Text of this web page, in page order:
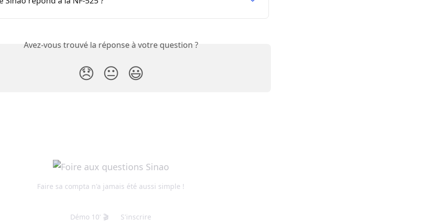
Avez-vous trouvé la réponse à votre question ?
😞 😐 😃
Faire sa compta n'a jamais été aussi simple !
Démo 10' 🎬 S'inscrire